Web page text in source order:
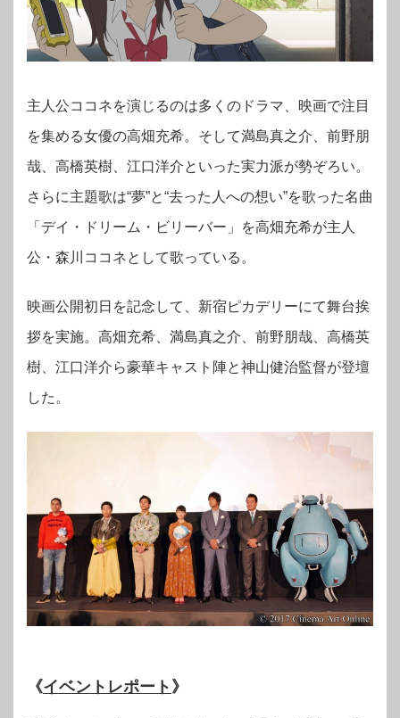
主人公ココネを演じるのは多くのドラマ、映画で注目
を集める女優の高畑充希。そして満島真之介、前野朋
哉、高橋英樹、江口洋介といった実力派が勢ぞろい。
さらに主題歌は“夢”と“去った人への想い”を歌った名曲
「デイ・ドリーム・ビリーバー」を高畑充希が主人
公・森川ココネとして歌っている。
映画公開初日を記念して、新宿ピカデリーにて舞台挨
拶を実施。高畑充希、満島真之介、前野朋哉、高橋英
樹、江口洋介ら豪華キャスト陣と神山健治監督が登壇
した。
《イベントレポート 》